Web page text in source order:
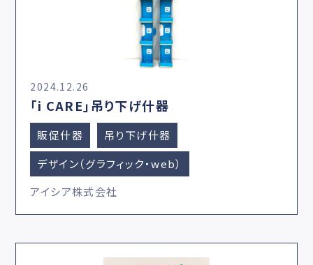
2024.12.26
「i CARE」吊り下げ什器
販促什器
吊り下げ什器
デザイン（グラフィック・web）
アイシア株式会社